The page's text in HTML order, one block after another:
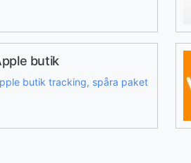
butik
butik tracking, spåra paket